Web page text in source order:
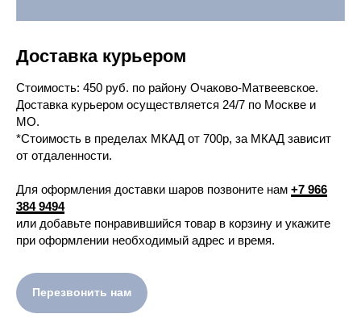
Доставка курьером
Cтоимость: 450 руб. по району Очаково-Матвеевское.
Доставка курьером осуществляется 24/7 по Москве и
МО.
*Стоимость в пределах МКАД от 700р, за МКАД зависит
от отдаленности.
Для оформления доставки шаров позвоните нам +7 966
384 9494
или добавьте понравившийся товар в корзину и укажите
при оформлении необходимый адрес и время.
Перезвонить нам